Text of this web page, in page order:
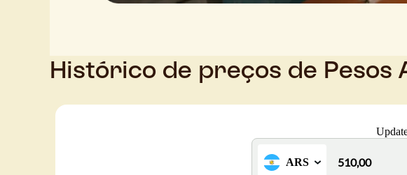
Histórico de preços de Pesos